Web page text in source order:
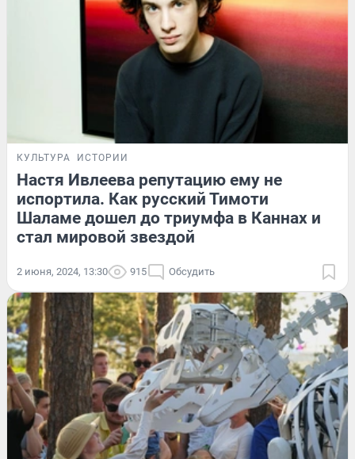
КУЛЬТУРА ИСТОРИИ
Настя Ивлеева репутацию ему не
испортила. Как русский Тимоти
Шаламе дошел до триумфа в Каннах и
стал мировой звездой
2 июня, 2024, 13:30 915 Обсудить